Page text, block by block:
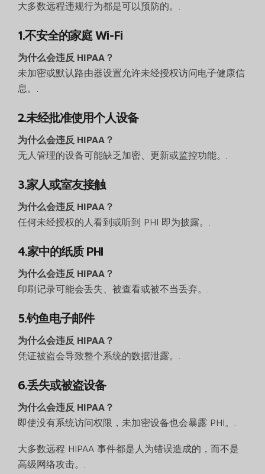
大多数远程违规行为都是可以预防的。.
1.不安全的家庭 Wi-Fi
为什么会违反 HIPAA？
未加密或默认路由器设置允许未经授权访问电子健康信
息。.
2.未经批准使用个人设备
为什么会违反 HIPAA？
无人管理的设备可能缺乏加密、更新或监控功能。.
3.家人或室友接触
为什么会违反 HIPAA？
任何未经授权的人看到或听到 PHI 即为披露。.
4.家中的纸质 PHI
为什么会违反 HIPAA？
印刷记录可能会丢失、被查看或被不当丢弃。.
5.钓鱼电子邮件
为什么会违反 HIPAA？
凭证被盗会导致整个系统的数据泄露。.
6.丢失或被盗设备
为什么会违反 HIPAA？
即使没有系统访问权限，未加密设备也会暴露 PHI。.
大多数远程 HIPAA 事件都是人为错误造成的，而不是
高级网络攻击。.